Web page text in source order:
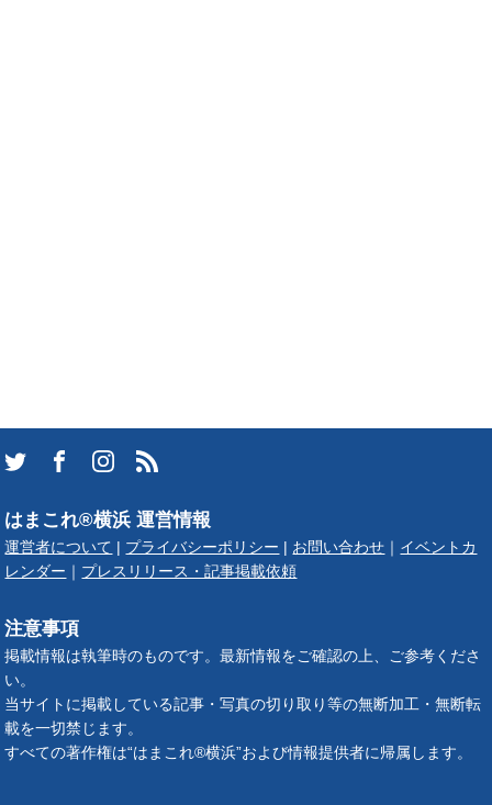
はまこれ®横浜 運営情報
運営者について プライバシーポリシー お問い合わせ
イベントカ
レンダー
プレスリリース・記事掲載依頼
注意事項
掲載情報は執筆時のものです。最新情報をご確認の上、ご参考くださ
い。
当サイトに掲載している記事・写真の切り取り等の無断加工・無断転
載を一切禁じます。
すべての著作権は“はまこれ®横浜”および情報提供者に帰属します。